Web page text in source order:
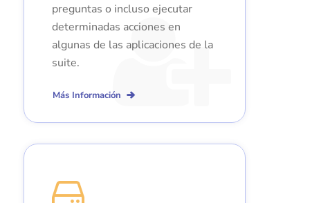
preguntas o incluso ejecutar
determinadas acciones en
algunas de las aplicaciones de la
suite.
Más Información